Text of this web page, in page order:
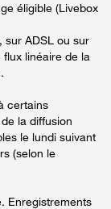
éligible (Livebox
sur ADSL ou sur
linéaire de la
certains
la diffusion
le lundi suivant
(selon le
Enregistrements